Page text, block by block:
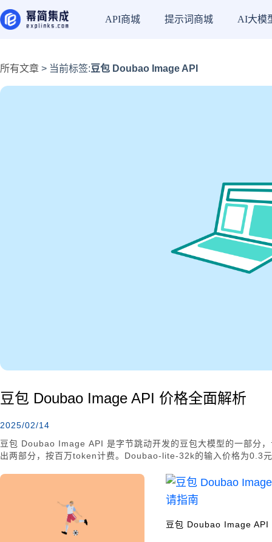
API商城 提示词商城 AI大模
所有文章 > 当前标签:豆包 Doubao Image API
豆包 Doubao Image API 价格全面解析
2025/02/14
豆包 Doubao Image API 是字节跳动开发的豆包大模型的一部分
出两部分，按百万token计费。Doubao-lite-32k的输入价格为0.3
tokens，以有效降低使用成本。
豆包 Doubao Image API